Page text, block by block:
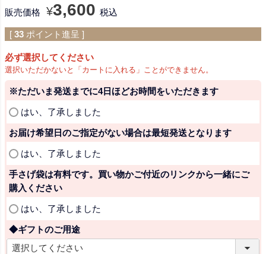
販売価格 ¥3,600 税込
[ 33 ポイント進呈 ]
必ず選択してください
選択いただかないと「カートに入れる」ことができません。
※ただいま発送までに4日ほどお時間をいただきます
須
はい、了承しました
お届け希望日のご指定がない場合は最短発送となります
須
はい、了承しました
手さげ袋は有料です。買い物かご付近のリンクから一緒にご
購入ください
(
須
)
はい、了承しました
◆ギフトのご用途
(